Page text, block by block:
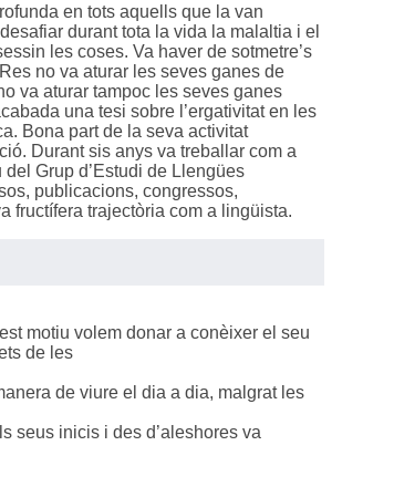
en tots aquells que la van
durant tota la vida la malaltia i el
les coses. Va haver de sotmetre’s
no va aturar les seves ganes de
va aturar tampoc les seves ganes
una tesi sobre l’ergativitat en les
Bona part de la seva activitat
Durant sis anys va treballar com a
Grup d’Estudi de Llengües
publicacions, congressos,
fructífera trajectòria com a lingüista.
motiu volem donar a conèixer el seu
de les
de viure el dia a dia, malgrat les
seus inicis i des d’aleshores va